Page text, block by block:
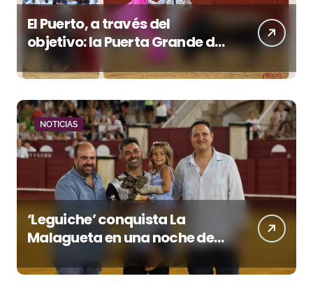
El Puerto, a través del
objetivo: la Puerta Grande de
Crespo y el aroma de
Morante
NOTICIAS
‘Leguiche’ conquista La
Malagueta en una noche de
recortes, emoción y gran
ambiente